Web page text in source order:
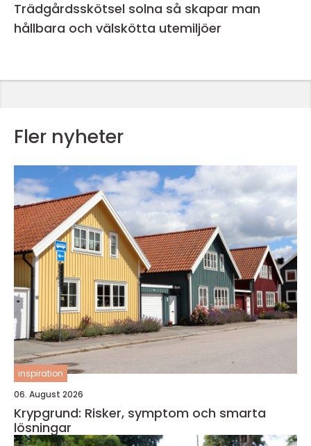
Trädgårdsskötsel solna så skapar man
hållbara och välskötta utemiljöer
Fler nyheter
inspiration
06. August 2026
Krypgrund: Risker, symptom och smarta
lösningar